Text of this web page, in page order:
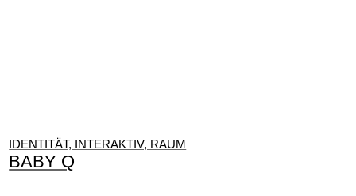
IDENTITÄT, INTERAKTIV, RAUM
BABY Q